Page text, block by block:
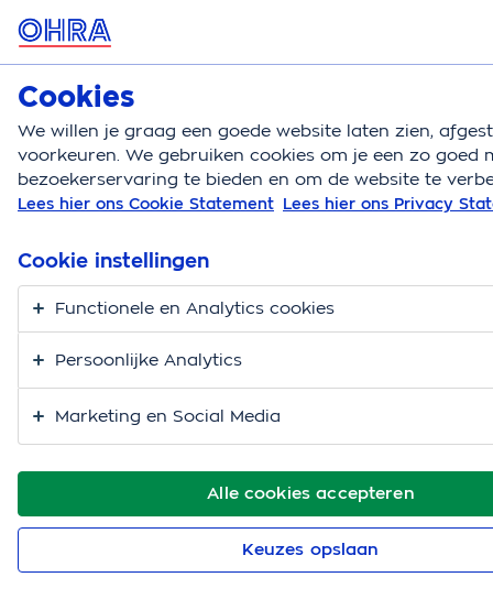
MENU
Hondenverzekering
Hondenverzekering Gedrag en opvoeding
Je puppy opvoeden.
De tips en tricks.
Eindelijk woont je puppy bij jou in huis! Dat is even
Cookies
We willen je graag een goede website laten zien,
voorkeuren. We gebruiken cookies om je een zo goed
bezoekerservaring te bieden en om de website te
Lees hier ons Cookie Statement Lees hier ons Privacy
Alle cookies accepteren
Cookie instellingen
Functionele en Analytics cookies
Persoonlijke Analytics
Marketing en Social Media
Keuzes opslaan